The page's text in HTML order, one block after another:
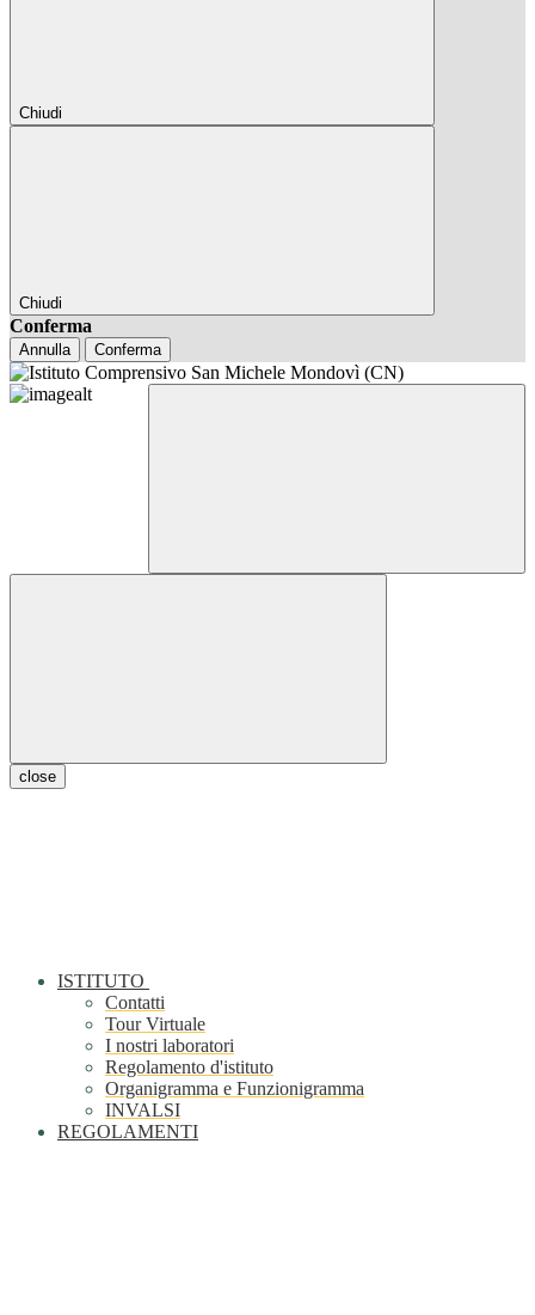
Chiudi
Chiudi
Conferma
Annulla Conferma
close
ISTITUTO
Contatti
Tour Virtuale
I nostri laboratori
Regolamento d'istituto
Organigramma e Funzionigramma
INVALSI
REGOLAMENTI